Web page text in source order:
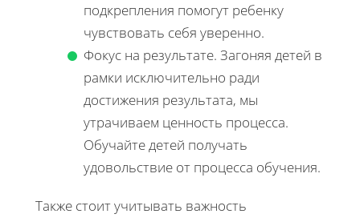
подкрепления помогут ребенку
чувствовать себя уверенно.
Фокус на результате. Загоняя детей в
рамки исключительно ради
достижения результата, мы
утрачиваем ценность процесса.
Обучайте детей получать
удовольствие от процесса обучения.
Также стоит учитывать важность